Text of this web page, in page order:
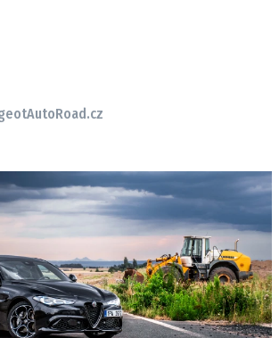
AutoRoad.cz